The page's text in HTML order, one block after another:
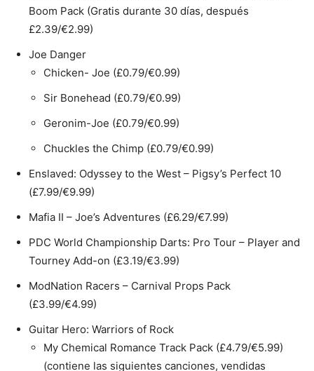
Boom Pack (Gratis durante 30 días, después
£2.39/€2.99)
Joe Danger
Chicken- Joe (£0.79/€0.99)
Sir Bonehead (£0.79/€0.99)
Geronim-Joe (£0.79/€0.99)
Chuckles the Chimp (£0.79/€0.99)
Enslaved: Odyssey to the West – Pigsy’s Perfect 10
(£7.99/€9.99)
Mafia II – Joe’s Adventures (£6.29/€7.99)
PDC World Championship Darts: Pro Tour – Player and
Tourney Add-on (£3.19/€3.99)
ModNation Racers – Carnival Props Pack
(£3.99/€4.99)
Guitar Hero: Warriors of Rock
My Chemical Romance Track Pack (£4.79/€5.99)
(contiene las siguientes canciones, vendidas